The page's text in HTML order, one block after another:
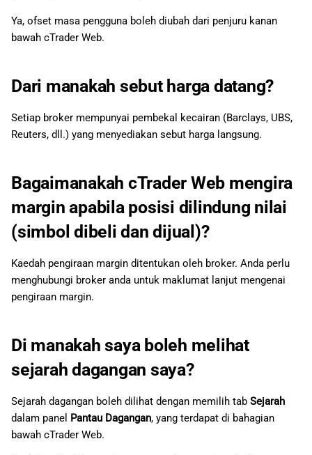
digunakan dalam cTrader
Web?
Bagaimana saya
mengeluarkan dana dan
tidak diproses?
yang diperlukan untuk
deposit bagi membuka akaun
langsung?
Bolehkah saya berdagang
mata wang kripto dengan
cTrader Web?
Apakah jenis akaun yang
ditawarkan oleh cTrader
Web?
Apakah cTID dan mengapa
Ya, ofset masa pengguna boleh diubah dari penjuru kanan
bawah cTrader Web.
Dari manakah sebut harga datang?
Setiap broker mempunyai pembekal kecairan (Barclays, UBS,
Reuters, dll.) yang menyediakan sebut harga langsung.
Bagaimanakah cTrader Web mengira
margin apabila posisi dilindung nilai
(simbol dibeli dan dijual)?
Kaedah pengiraan margin ditentukan oleh broker. Anda perlu
menghubungi broker anda untuk maklumat lanjut mengenai
pengiraan margin.
Di manakah saya boleh melihat
sejarah dagangan saya?
Sejarah dagangan boleh dilihat dengan memilih tab Sejarah
dalam panel Pantau Dagangan, yang terdapat di bahagian
bawah cTrader Web.